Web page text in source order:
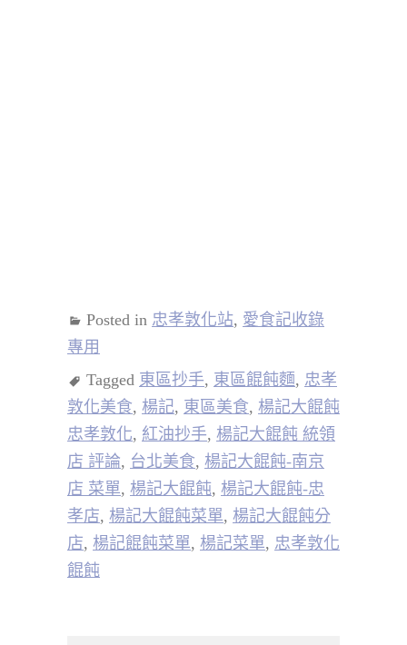
Posted in 忠孝敦化站, 愛食記收錄
專用
Tagged 東區抄手, 東區餛飩麵, 忠孝
敦化美食, 楊記, 東區美食, 楊記大餛飩
忠孝敦化, 紅油抄手, 楊記大餛飩 統領
店 評論, 台北美食, 楊記大餛飩-南京
店 菜單, 楊記大餛飩, 楊記大餛飩-忠
孝店, 楊記大餛飩菜單, 楊記大餛飩分
店, 楊記餛飩菜單, 楊記菜單, 忠孝敦化
餛飩